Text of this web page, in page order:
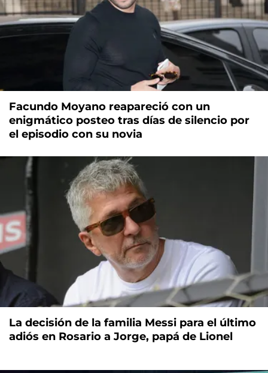
Facundo Moyano reapareció con un
enigmático posteo tras días de silencio por
el episodio con su novia
La decisión de la familia Messi para el último
adiós en Rosario a Jorge, papá de Lionel